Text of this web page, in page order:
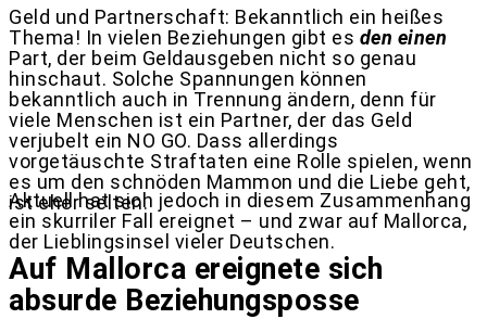
Geld und Partnerschaft: Bekanntlich ein heißes
Thema! In vielen Beziehungen gibt es den einen
Part, der beim Geldausgeben nicht so genau
hinschaut. Solche Spannungen können
bekanntlich auch in Trennung ändern, denn für
viele Menschen ist ein Partner, der das Geld
verjubelt ein NO GO. Dass allerdings
vorgetäuschte Straftaten eine Rolle spielen, wenn
es um den schnöden Mammon und die Liebe geht,
ist eher selten.
Aktuell hat sich jedoch in diesem Zusammenhang
ein skurriler Fall ereignet – und zwar auf Mallorca,
der Lieblingsinsel vieler Deutschen.
Auf Mallorca ereignete sich
absurde Beziehungsposse